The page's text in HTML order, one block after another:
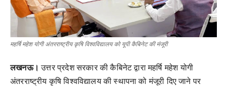
महर्षि महेश योगी अंतरराष्ट्रीय कृषि विश्वविद्यालय को यूपी कैबिनेट की मंजूरी
लखनऊ।उत्तर प्रदेश सरकार की कैबिनेट द्वारा महर्षि महेश योगी
अंतरराष्ट्रीय कृषि विश्वविद्यालय की स्थापना को मंजूरी दिए जाने पर